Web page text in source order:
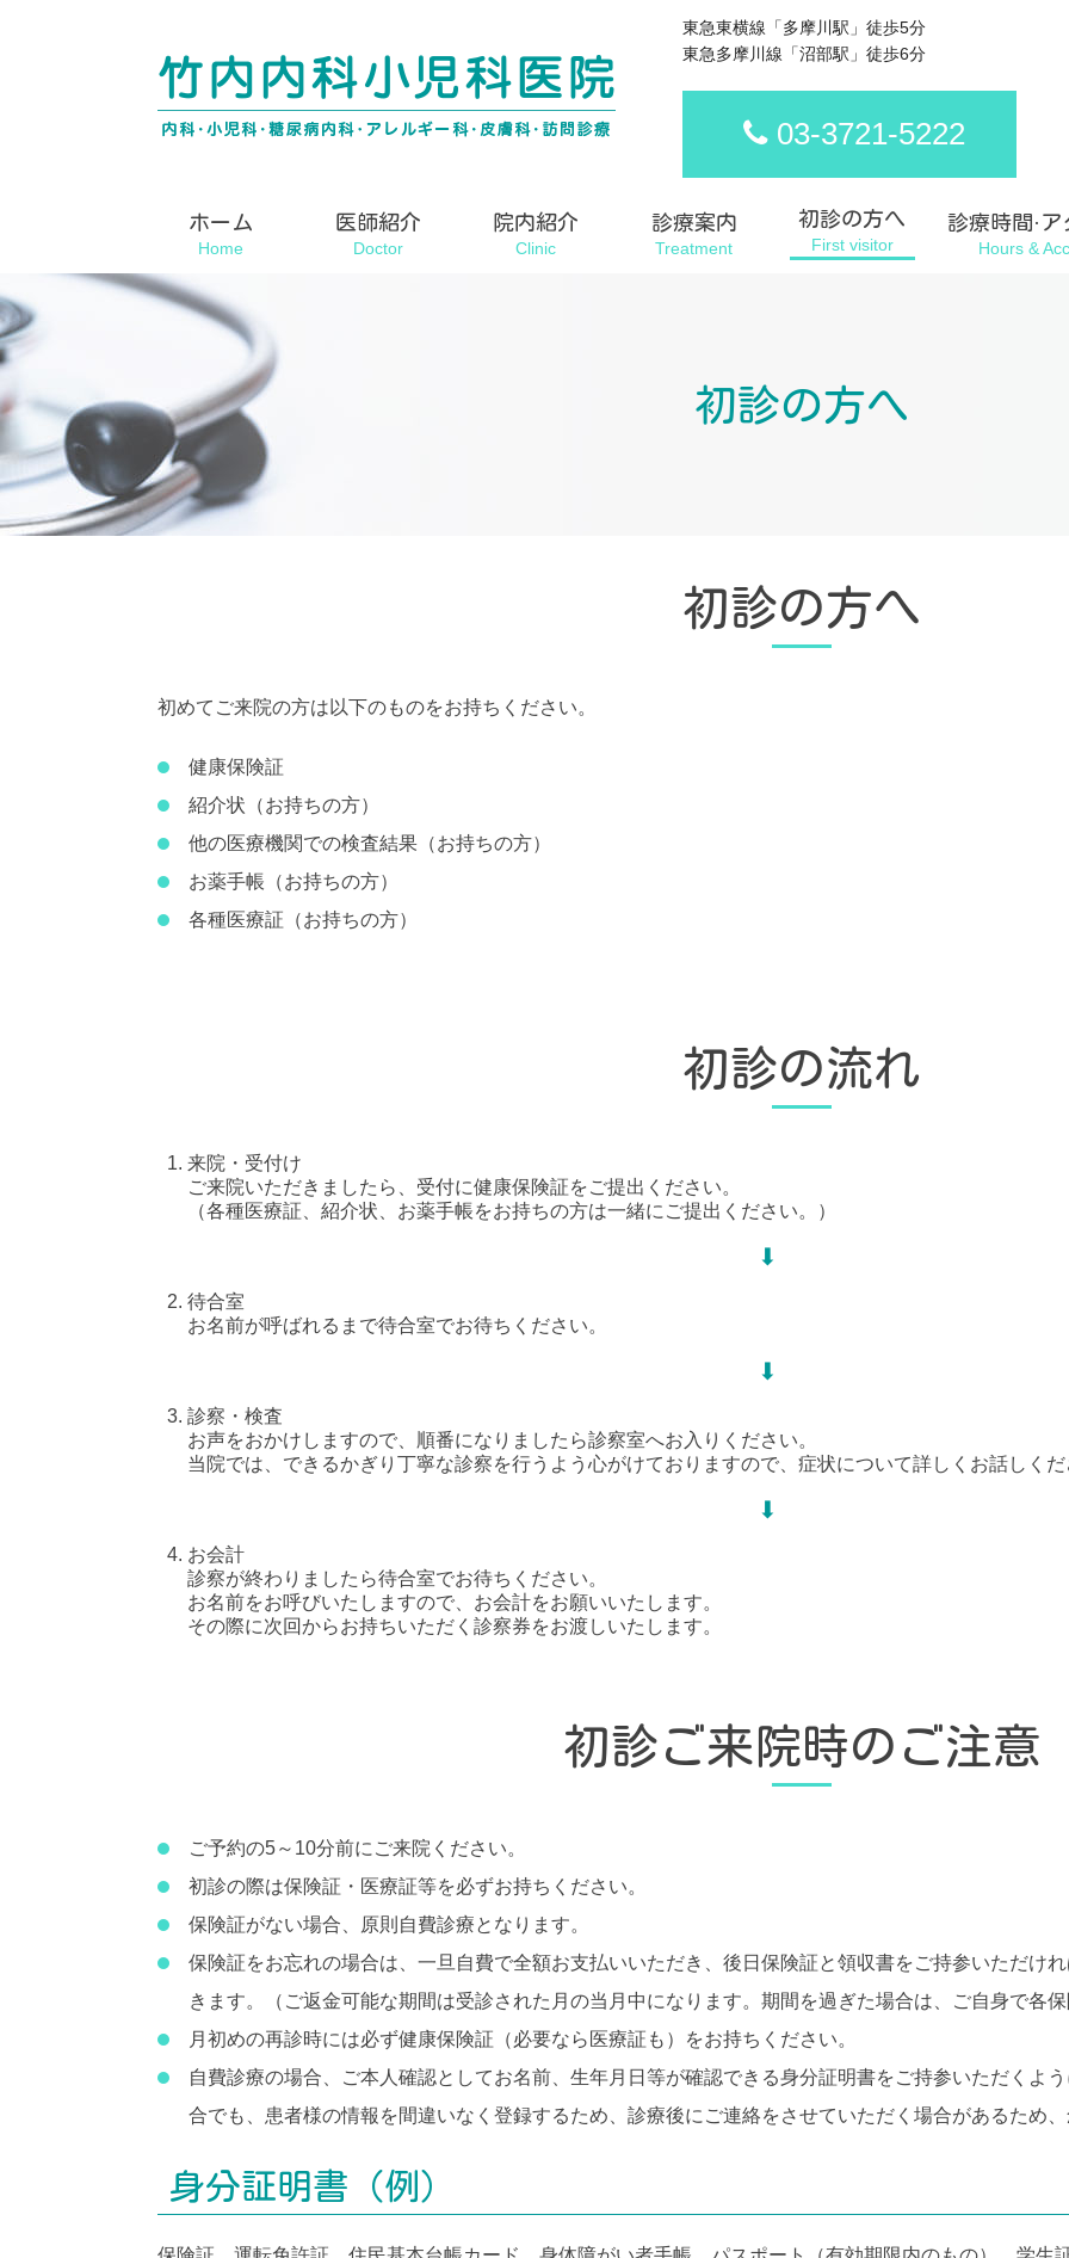
東急東横線「多摩川駅」徒歩5分
東急多摩川線「沼部駅」徒歩6分
03-3721-5222
ホーム 医師紹介 院内紹介 診療案内 初診の方へ 診療時間·ア
初診の方へ
初診の方へ
初めてご来院の方は以下のものをお持ちください。
健康保険証
紹介状（お持ちの方）
他の医療機関での検査結果（お持ちの方）
お薬手帳（お持ちの方）
各種医療証（お持ちの方）
初診の流れ
来院・受付け
ご来院いただきましたら、受付に健康保険証をご提出ください。
（各種医療証、紹介状、お薬手帳をお持ちの方は一緒にご提出ください。）
⬇
待合室
お名前が呼ばれるまで待合室でお待ちください。
⬇
診察・検査
お声をおかけしますので、順番になりましたら診察室へお入りください。
当院では、できるかぎり丁寧な診察を行うよう心がけておりますので、症状について詳しくお話しく
⬇
お会計
診察が終わりましたら待合室でお待ちください。
お名前をお呼びいたしますので、お会計をお願いいたします。
その際に次回からお持ちいただく診察券をお渡しいたします。
初診ご来院時のご注意
ご予約の5～10分前にご来院ください。
初診の際は保険証・医療証等を必ずお持ちください。
保険証がない場合、原則自費診療となります。
保険証をお忘れの場合は、一旦自費で全額お支払いいただき、後日保険証と領収書をご持参いただけ
きます。（ご返金可能な期間は受診された月の当月中になります。期間を過ぎた場合は、ご自身で各
月初めの再診時には必ず健康保険証（必要なら医療証も）をお持ちください。
自費診療の場合、ご本人確認としてお名前、生年月日等が確認できる身分証明書をご持参いただくよ
合でも、患者様の情報を間違いなく登録するため、診療後にご連絡をさせていただく場合があるため
身分証明書（例）